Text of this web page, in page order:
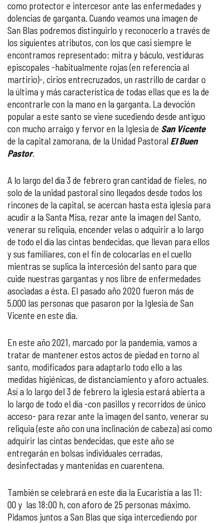
como protector e intercesor ante las enfermedades y
dolencias de garganta. Cuando veamos una imagen de
San Blas podremos distinguirlo y reconocerlo a través de
los siguientes atributos, con los que casi siempre le
encontramos representado: mitra y báculo, vestiduras
episcopales -habitualmente rojas (en referencia al
martirio)-, cirios entrecruzados, un rastrillo de cardar o
la última y más característica de todas ellas que es la de
encontrarle con la mano en la garganta. La devoción
popular a este santo se viene sucediendo desde antiguo
con mucho arraigo y fervor en la Iglesia de San Vicente
de la capital zamorana, de la Unidad Pastoral El Buen
Pastor.
A lo largo del día 3 de febrero gran cantidad de fieles, no
solo de la unidad pastoral sino llegados desde todos los
rincones de la capital, se acercan hasta esta iglesia para
acudir a la Santa Misa, rezar ante la imagen del Santo,
venerar su reliquia, encender velas o adquirir a lo largo
de todo el día las cintas bendecidas, que llevan para ellos
y sus familiares, con el fin de colocarlas en el cuello
mientras se suplica la intercesión del santo para que
cuide nuestras gargantas y nos libre de enfermedades
asociadas a ésta. El pasado año 2020 fueron más de
5.000 las personas que pasaron por la Iglesia de San
Vicente en este día.
En este año 2021, marcado por la pandemia, vamos a
tratar de mantener estos actos de piedad en torno al
santo, modificados para adaptarlo todo ello a las
medidas higiénicas, de distanciamiento y aforo actuales.
Así a lo largo del 3 de febrero la iglesia estará abierta a
lo largo de todo el día -con pasillos y recorridos de único
acceso- para rezar ante la imagen del santo, venerar su
reliquia (este año con una inclinación de cabeza) así como
adquirir las cintas bendecidas, que este año se
entregarán en bolsas individuales cerradas,
desinfectadas y mantenidas en cuarentena.
También se celebrará en este día la Eucaristía a las 11:
00 y las 18:00 h, con aforo de 25 personas máximo.
Pidamos juntos a San Blas que siga intercediendo por